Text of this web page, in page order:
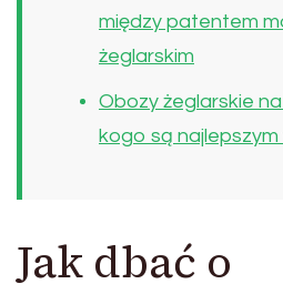
między patentem
żeglarskim
Obozy żeglarskie
kogo są
Jak dbać o